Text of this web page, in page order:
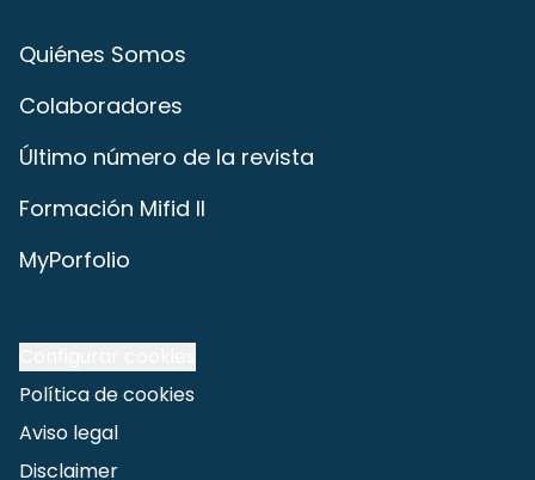
Quiénes Somos
Colaboradores
Último número de la revista
Formación Mifid II
MyPorfolio
Política de cookies
Aviso legal
Disclaimer